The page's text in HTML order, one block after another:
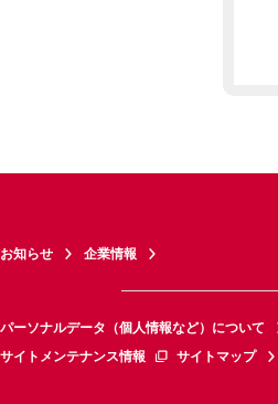
お知らせ 企業情報
パーソナルデータ（個人情報など）について
サイトメンテナンス情報
サイトマップ